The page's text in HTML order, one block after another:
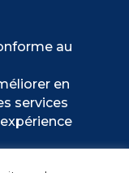
au
en
services